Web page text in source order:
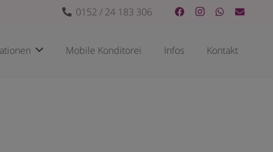
0152 / 24 183 306
Mobile Konditorei Infos Kontakt